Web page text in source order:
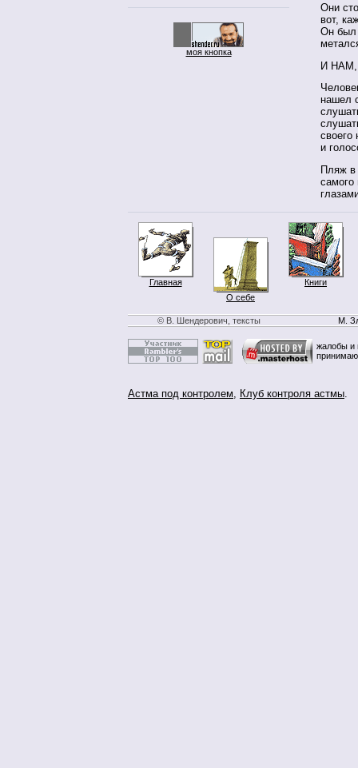
моя кнопка
Они
вот,
Он был
И
нашел
и
Пляж в
самого
Главная
О себе
Книги
© В. Шендерович, тексты М.
жалобы и
Астма под контролем, Клуб контроля астмы.